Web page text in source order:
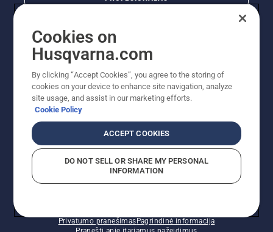
© „Husqvarna AB“ (leid). Visos teisės priklauso autoriui.
Nurodoma rekomenduojama mažmeninė kaina (RMK),
įskaitant PVM. RMK yra kaina, už kurią gamintojas
rekomenduoja pardavėjui parduoti prekę. UAB
"Husqvarna Lietuva" prekių vartotojams neparduoda,
Privatumo pranešimasPagrindinė informacija
Cookies on
Husqvarna.com
By clicking “Accept Cookies”, you agree to the storing of
cookies on your device to enhance site navigation, analyze
site usage, and assist in our marketing efforts.
Cookie Policy
ACCEPT COOKIES
DO NOT SELL OR SHARE MY PERSONAL
INFORMATION